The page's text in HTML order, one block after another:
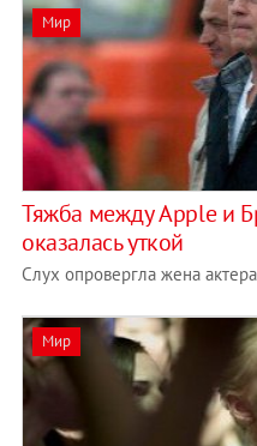
Мир
Тяжба между Apple и
оказалась уткой
Слух опровергла жена актера
Мир